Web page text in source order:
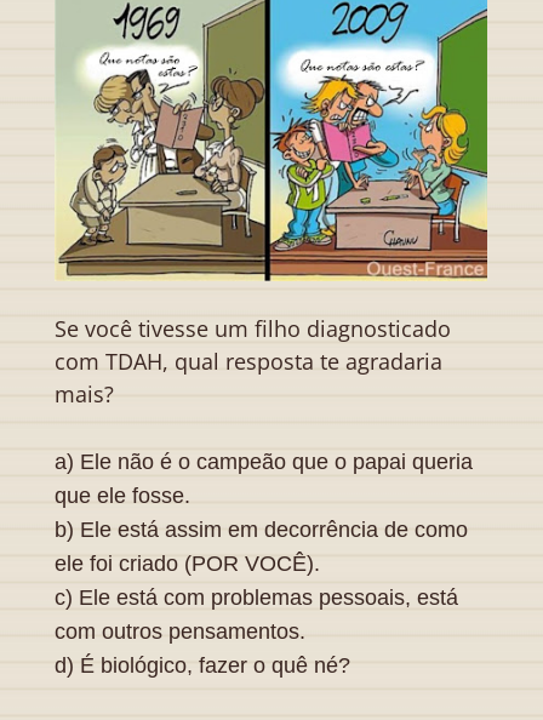
Se você tivesse um filho diagnosticado
com TDAH, qual resposta te agradaria
mais?
a) Ele não é o campeão que o papai queria
que ele fosse.
b) Ele está assim em decorrência de como
ele foi criado (POR VOCÊ).
c) Ele está com problemas pessoais, está
com outros pensamentos.
d) É biológico, fazer o quê né?